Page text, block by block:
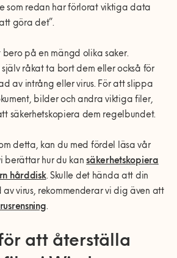
som redan har förlorat viktiga data
göra det”.
bero på en mängd olika saker.
råkat ta bort dem eller också för
av intrång eller virus. För att slippa
bilder och andra viktiga filer,
säkerhetskopiera dem regelbundet.
detta, kan du med fördel läsa vår
berättar hur du kansäkerhetskopiera
hårddisk. Skulle det hända att din
virus, rekommenderar vi dig även att
.
att återställa